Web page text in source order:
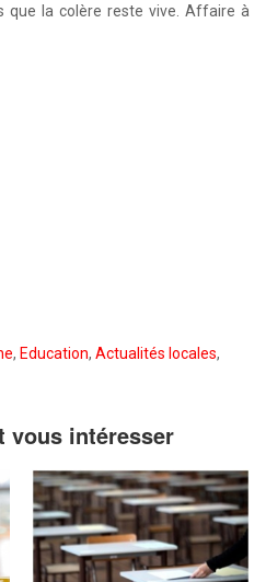
que la colère reste vive. Affaire à
, Education, Actualités locales,
vous intéresser